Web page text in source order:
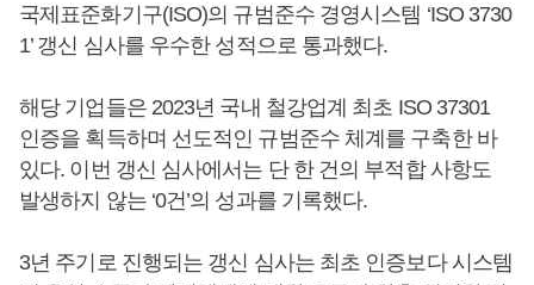
국제표준화기구(ISO)의 규범준수 경영시스템 ‘ISO 3730
1’ 갱신 심사를 우수한 성적으로 통과했다.
해당 기업들은 2023년 국내 철강업계 최초 ISO 37301
인증을 획득하며 선도적인 규범준수 체계를 구축한 바
있다. 이번 갱신 심사에서는 단 한 건의 부적합 사항도
발생하지 않는 ‘0건’의 성과를 기록했다.
3년 주기로 진행되는 갱신 심사는 최초 인증보다 시스템